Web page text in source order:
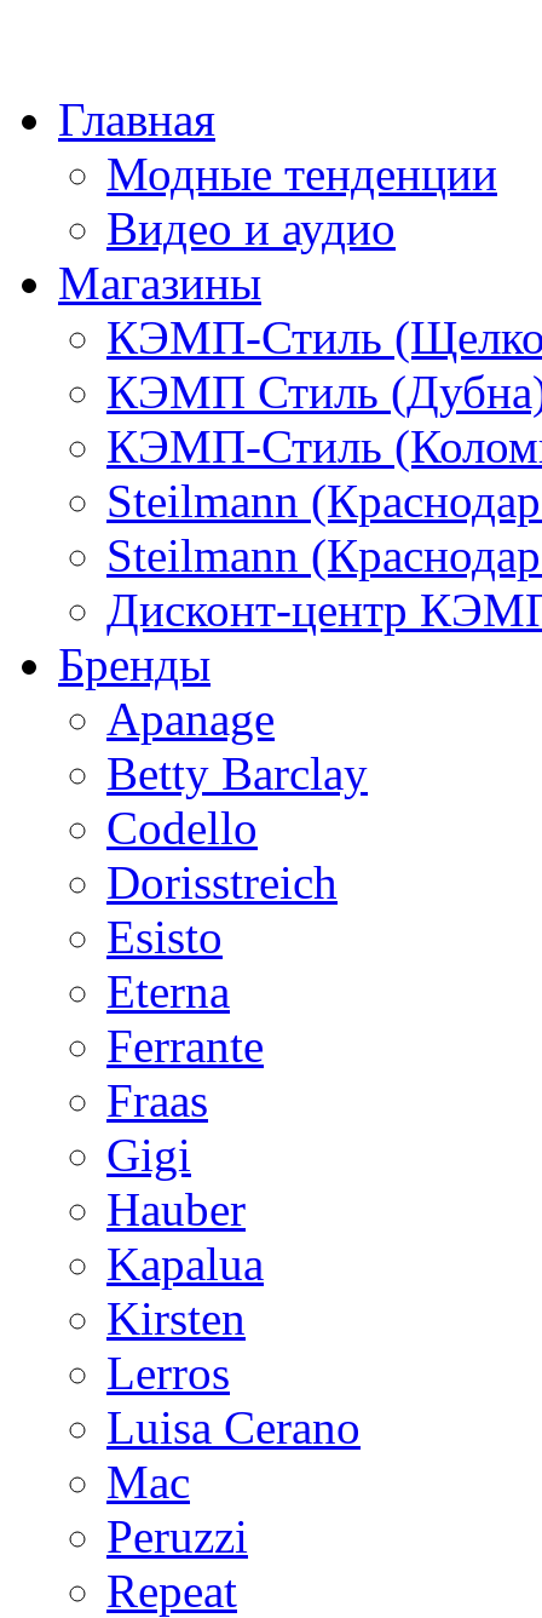
Главная
Модные тенденции
Видео и аудио
Магазины
КЭМП-Стиль
КЭМП Стиль
КЭМП-Стиль
Steilmann
Steilmann
Дисконт-центр
Бренды
Apanage
Betty Barclay
Codello
Dorisstreich
Esisto
Eterna
Ferrante
Fraas
Gigi
Hauber
Kapalua
Kirsten
Lerros
Luisa Cerano
Mac
Peruzzi
Repeat